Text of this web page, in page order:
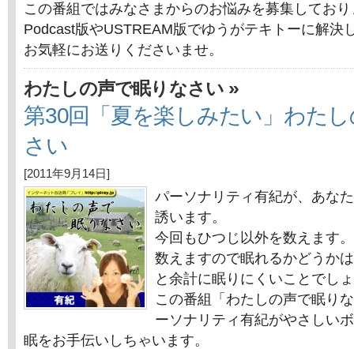
この番組ではみなさまからのお悩みを募集してお
Podcast版やUSTREAM版でゆうがテキトーに解決
お気軽にお送りくださいませ。
わたしの声で眠りなさい »
第30回「夏を楽しみたい」わた
さい
[2011年9月14日]
パーソナリティ有紀が、あな
誘います。
今回もひつじ以外を数えます
数えますので眠れるかどうか
と余計に眠りにくいことでし
この番組「わたしの声で眠り
ーソナリティ有紀がやさしい
眠をお手伝いしちゃいます。